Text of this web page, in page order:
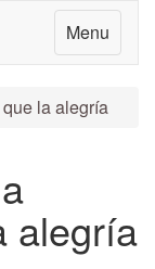
Menu
la alegría
alegría